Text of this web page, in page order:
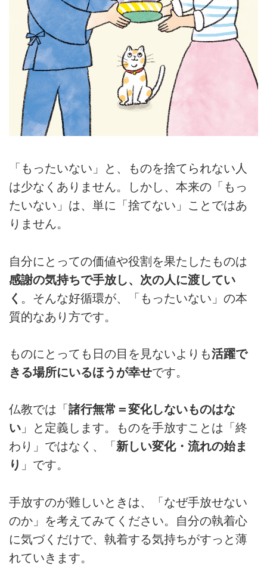
「もったいない」と、ものを捨てられない人
は少なくありません。しかし、本来の「もっ
たいない」は、単に「捨てない」ことではあ
りません。
自分にとっての価値や役割を果たしたものは
感謝の気持ちで手放し、次の人に渡してい
く 。そんな好循環が、「もったいない」の本
質的なあり方です。
ものにとっても日の目を見ないよりも活躍で
きる場所にいるほうが幸せです。
仏教では「 諸行無常＝変化しないものはな
い 」と定義します。ものを手放すことは「終
わり」ではなく、「 新しい変化・流れの始ま
り 」です。
手放すのが難しいときは、「なぜ手放せない
のか」を考えてみてください。自分の執着心
に気づくだけで、執着する気持ちがすっと薄
れていきます。